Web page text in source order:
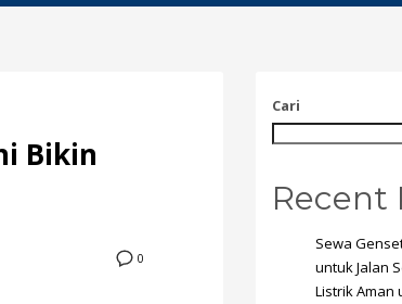
Bikin
0
Cari
Recent
Sewa
untuk Jalan
Listrik Aman